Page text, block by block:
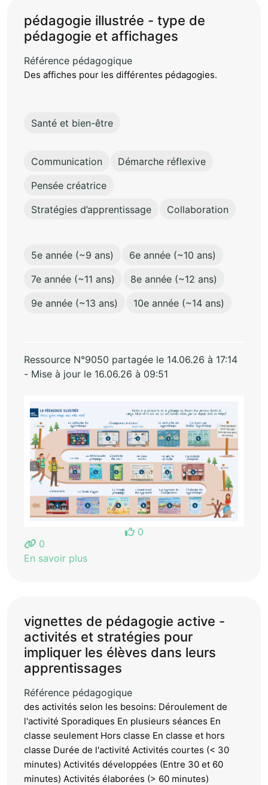
pédagogie illustrée - type de
pédagogie et affichages
Référence pédagogique
Des affiches pour les différentes pédagogies.
Santé et bien-être
Communication
Démarche réflexive
Pensée créatrice
Stratégies d’apprentissage
Collaboration
5e année (~9 ans)
6e année (~10 ans)
7e année (~11 ans)
8e année (~12 ans)
9e année (~13 ans)
10e année (~14 ans)
Ressource N°9050 partagée le 14.06.26 à 17:14
- Mise à jour le 16.06.26 à 09:51
0
0
En savoir plus
vignettes de pédagogie active -
activités et stratégies pour
impliquer les élèves dans leurs
apprentissages
Référence pédagogique
des activités selon les besoins: Déroulement de
l'activité Sporadiques En plusieurs séances En
classe seulement Hors classe En classe et hors
classe Durée de l'activité Activités courtes (< 30
minutes) Activités développées (Entre 30 et 60
minutes) Activités élaborées (> 60 minutes)